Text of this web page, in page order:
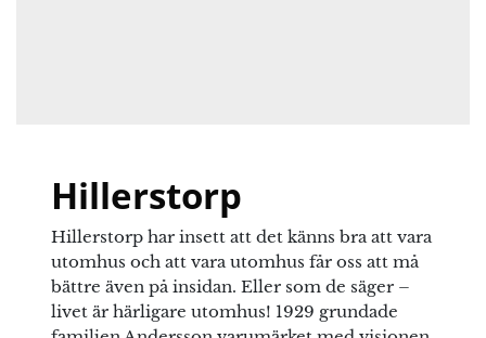
E-post *
Spara mitt namn, min e-postadress och webbplats i
denna webbläsare till nästa gång jag skriver en
Hillerstorp
Hillerstorp har insett att det känns bra att vara
utomhus och att vara utomhus får oss att må
bättre även på insidan. Eller som de säger –
livet är härligare utomhus! 1929 grundade